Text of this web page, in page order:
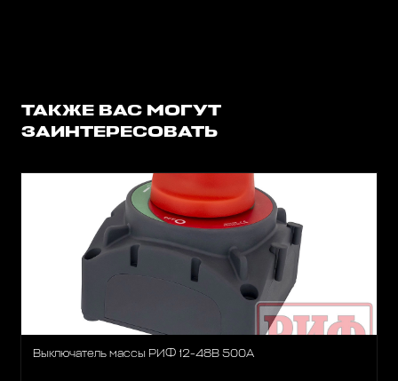
ТАКЖЕ ВАС МОГУТ
ЗАИНТЕРЕСОВАТЬ
Выключатель массы РИФ 12-48В 500А